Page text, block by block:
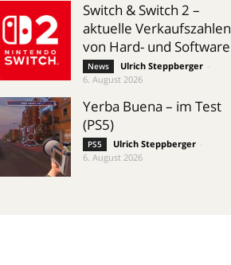
Switch & Switch 2 –
aktuelle Verkaufszahlen
von Hard- und Software
News Ulrich Steppberger
6. August 2026
Yerba Buena – im Test
(PS5)
PS5 Ulrich Steppberger
6. August 2026